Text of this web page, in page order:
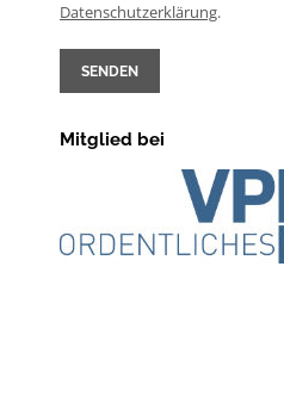
Daten­schutz­erklärung.
SENDEN
Mitglied bei